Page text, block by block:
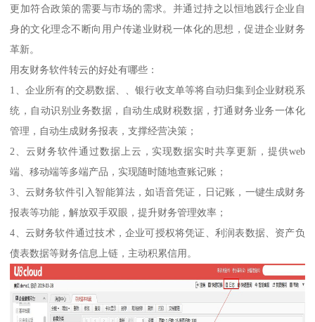
更加符合政策的需要与市场的需求。并通过持之以恒地践行企业自
身的文化理念不断向用户传递业财税一体化的思想，促进企业财务
革新。
用友财务软件转云的好处有哪些：
1、企业所有的交易数据、、银行收支单等将自动归集到企业财税系
统，自动识别业务数据，自动生成财税数据，打通财务业务一体化
管理，自动生成财务报表，支撑经营决策；
2、云财务软件通过数据上云，实现数据实时共享更新，提供web
端、移动端等多端产品，实现随时随地查账记账；
3、云财务软件引入智能算法，如语音凭证，日记账，一键生成财务
报表等功能，解放双手双眼，提升财务管理效率；
4、云财务软件通过技术，企业可授权将凭证、利润表数据、资产负
债表数据等财务信息上链，主动积累信用。